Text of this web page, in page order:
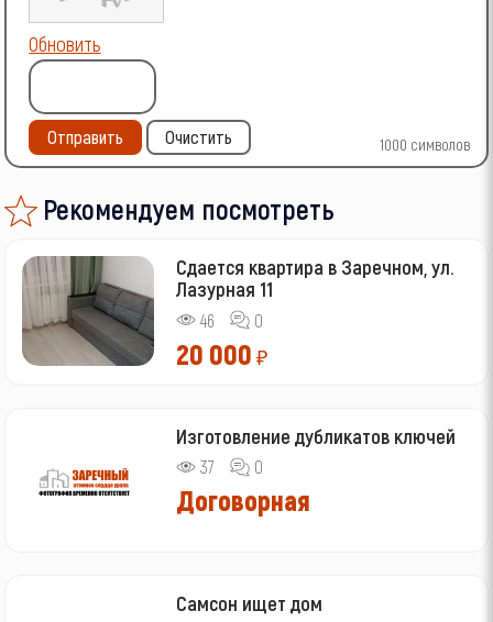
1000 символов
Обновить
Отправить Очистить
Рекомендуем посмотреть
Сдается квартира в Заречном, ул.
Лазурная 11
46 0
20 000 ₽
Изготовление дубликатов ключей
37 0
Договорная
Самсон ищет дом